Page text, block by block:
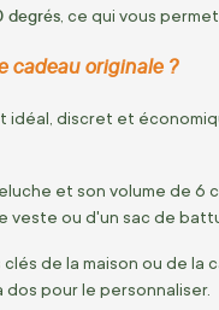
degrés , ce qui vous
cadeau originale ?
idéal, discret et
et son volume de
veste ou d'un sac de
clés de la maison ou de
pour le personnaliser.